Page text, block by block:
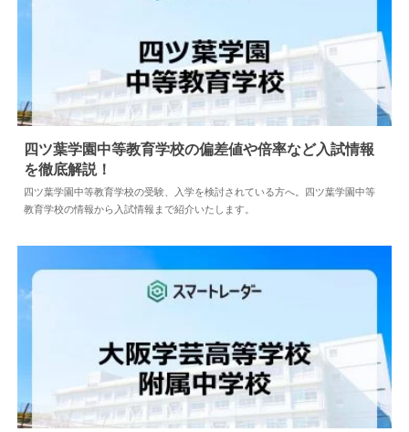
中学情報 2024.04.18
四ツ葉学園中等教育学校の偏差値や倍率など入試情報
を徹底解説！
四ツ葉学園中等教育学校の受験、入学を検討されている方へ。四ツ葉学園中等
教育学校の情報から入試情報まで紹介いたします。